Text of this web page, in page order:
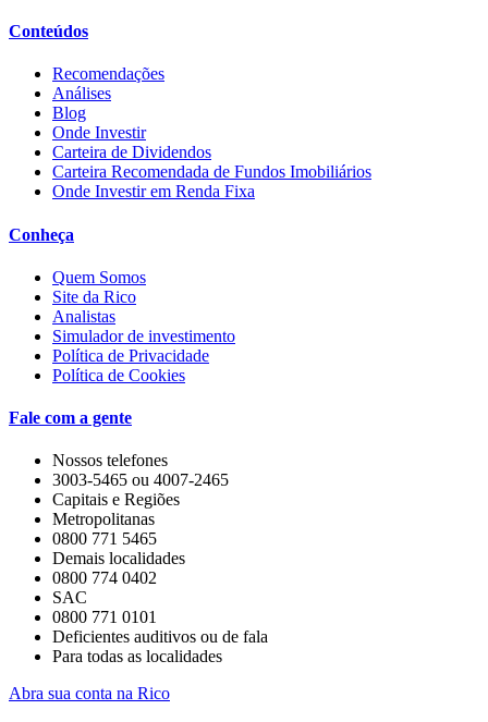
Conteúdos
Recomendações
Análises
Blog
Onde Investir
Carteira de Dividendos
Carteira Recomendada de Fundos Imobiliários
Onde Investir em Renda Fixa
Conheça
Quem Somos
Site da Rico
Analistas
Simulador de investimento
Política de Privacidade
Política de Cookies
Fale com a gente
Nossos telefones
3003-5465 ou 4007-2465
Capitais e Regiões
Metropolitanas
0800 771 5465
Demais localidades
0800 774 0402
SAC
0800 771 0101
Deficientes auditivos ou de fala
Para todas as localidades
Abra sua conta na Rico